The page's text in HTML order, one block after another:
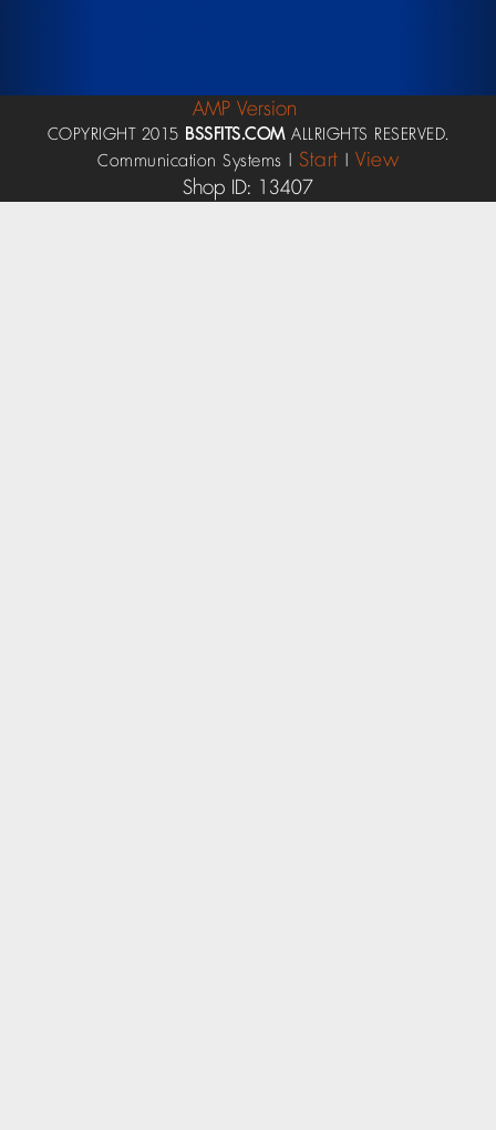
AMP Version
COPYRIGHT 2015 BSSFITS.COM ALLRIGHTS RESERVED.
Communication Systems | Start | View
Shop ID: 13407